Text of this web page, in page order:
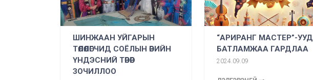
ШИНЖААН УЙГАРЫН
ТӨЛӨӨЛӨГЧИД СОЁЛЫН ӨВИЙН
ҮНДЭСНИЙ ТӨВӨӨР
ЗОЧИЛЛОО
“АРИРАНГ МАСТЕР”-УУД
БАТЛАМЖАА ГАРДЛАА
2024.09.09